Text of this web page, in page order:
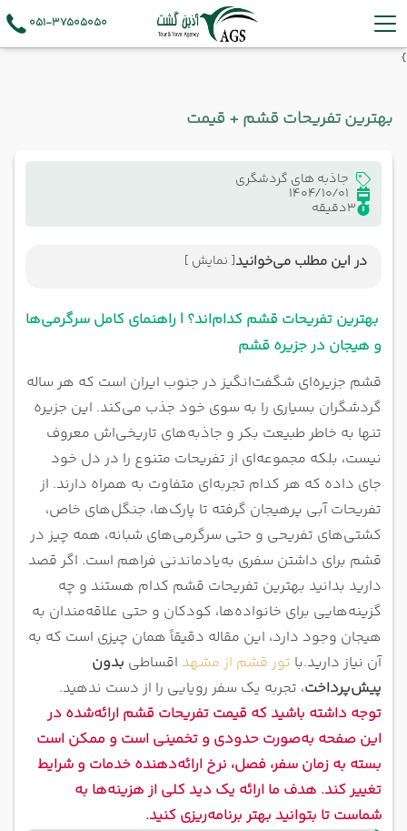
051-37505050
}
بهترین تفریحات قشم + قیمت
جاذبه های گردشگری
1404/10/01
3دقیقه
در این مطلب می‌خوانید[ نمایش ]
سرگرمی‌ها و هیجان در جزیره قشم
تفریحات آبی قشم
شاتل
غواصی در قشم؛ سفر به دنیای شگفت‌انگیز زیر آب
قایق‌سواری در قشم؛ سفری آرام و هیجان‌انگیز روی آب
بناناسواری در قشم؛ هیجان روی موج‌ها
جت‌اسکی در قشم
فلای بورد در قشم
کشتی تفریحی در قشم؛ آرامش و سرگرمی روی آب
ژئوپارک قشم؛ سفری به شگفتی‌های زمین
پارک کروکودیل نوپک؛ تجربه‌ای هیجان‌انگیز و خاص در
قشم
پارک زیتون قشم؛ تفریح خانوادگی و ساحلی
جنگ‌ها و کنسرت‌های خنده در قشم
بازدید از جزیره ناز؛ طبیعتی منحصر به فرد در قشم
سافاری در قشم؛ ماجراجویی در دل طبیعت بی‌نظیر
جنگل حرا در قشم؛ طبیعت بکر و منحصربه‌فرد
اجاره ماشین و موتور
تفریحات قشم برای کودکان
تفریحات قشم در شب
بهترین تفریحات قشم کدام‌اند؟ | راهنمای کامل سرگرمی‌ها
و هیجان در جزیره قشم
قشم جزیره‌ای شگفت‌انگیز در جنوب ایران است که هر ساله
گردشگران بسیاری را به سوی خود جذب می‌کند. این جزیره
تنها به خاطر طبیعت بکر و جاذبه‌های تاریخی‌اش معروف
نیست، بلکه مجموعه‌ای از تفریحات متنوع را در دل خود
جای داده که هر کدام تجربه‌ای متفاوت به همراه دارند. از
تفریحات آبی پرهیجان گرفته تا پارک‌ها، جنگل‌های خاص،
کشتی‌های تفریحی و حتی سرگرمی‌های شبانه، همه چیز در
قشم برای داشتن سفری به‌یادماندنی فراهم است. اگر قصد
دارید بدانید بهترین تفریحات قشم کدام هستند و چه
گزینه‌هایی برای خانواده‌ها، کودکان و حتی علاقه‌مندان به
هیجان وجود دارد، این مقاله دقیقاً همان چیزی است که به
آن نیاز دارید.با تور قشم از مشهد اقساطی بدون
پیش‌پرداخت، تجربه یک سفر رویایی را از دست ندهید.
توجه داشته باشید که قیمت تفریحات قشم ارائه‌شده در
این صفحه به‌صورت حدودی و تخمینی است و ممکن است
بسته به زمان سفر، فصل، نرخ ارائه‌دهنده خدمات و شرایط
تغییر کند. هدف ما ارائه یک دید کلی از هزینه‌ها به
شماست تا بتوانید بهتر برنامه‌ریزی کنید.